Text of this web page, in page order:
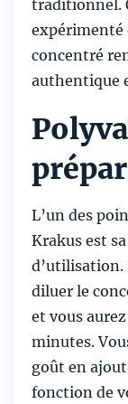
traditionnel.
expérimenté
concentré
authentique
L’un des
Krakus est
d’utilisation.
diluer le
et vous
minutes.
goût en
fonction de